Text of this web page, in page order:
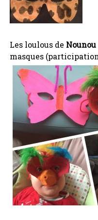
Les loulous de
masques